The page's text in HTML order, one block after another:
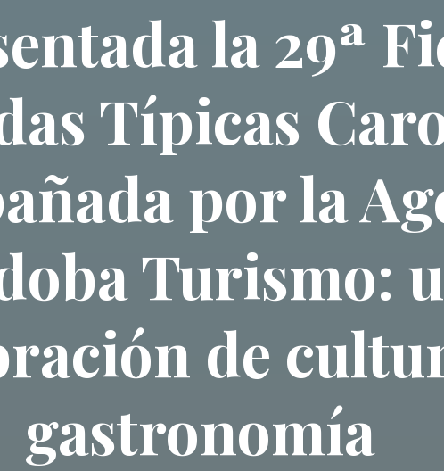
la 29ª
Típicas
por la
Turismo:
de
gastronomía